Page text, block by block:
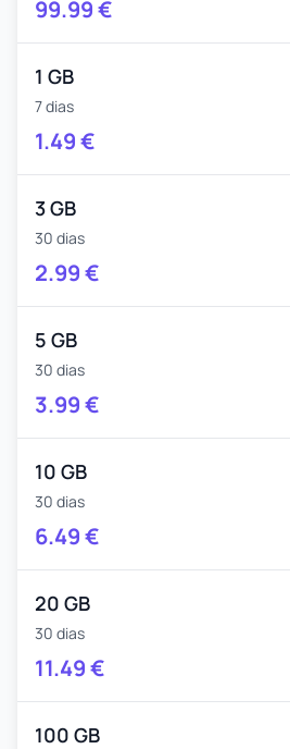
99.99€
1 GB
7 dias
1.49€
3 GB
30 dias
2.99€
5 GB
30 dias
3.99€
10 GB
30 dias
6.49€
20 GB
30 dias
11.49€
100 GB